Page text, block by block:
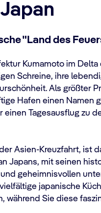
"Land des
Kumamoto im Delta
Schreine, ihre
Als größter
Hafen einen Namen
Tagesausflug zu
Asien-Kreuzfahrt, ist
Japans, mit seinen
geheimnisvollen
japanische
während Sie diese